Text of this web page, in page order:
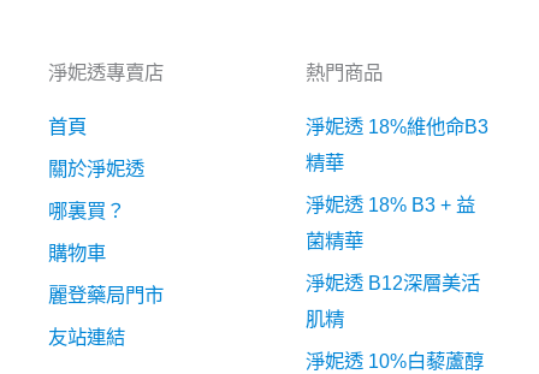
淨妮透專賣店
首頁
關於淨妮透
哪裏買？
購物車
麗登藥局門市
友站連結
熱門商品
淨妮透 18%維他命B3
精華
淨妮透 18% B3 + 益
菌精華
淨妮透 B12深層美活
肌精
淨妮透 10%白藜蘆醇